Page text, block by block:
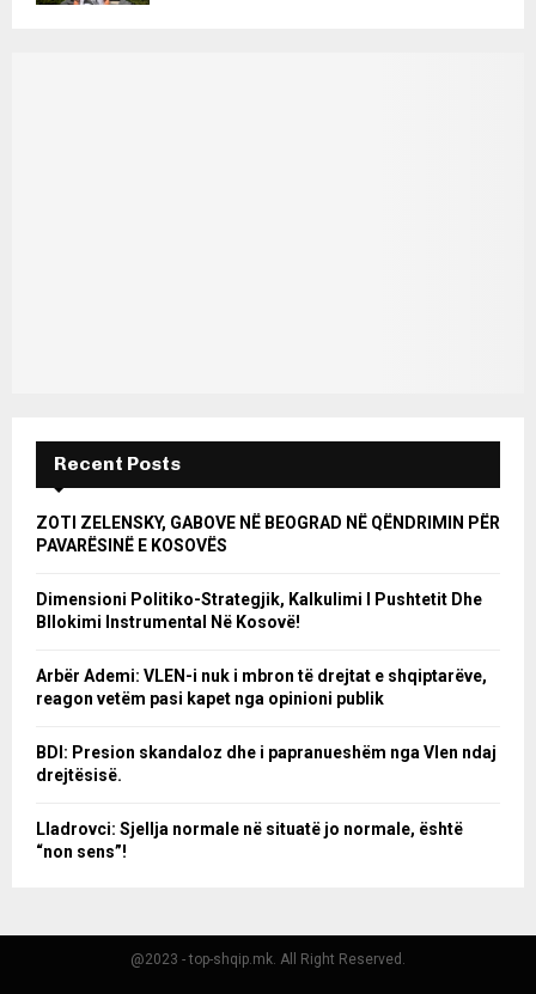
Recent Posts
ZOTI ZELENSKY, GABOVE NË BEOGRAD NË QËNDRIMIN PËR
PAVARËSINË E KOSOVËS
Dimensioni Politiko-Strategjik, Kalkulimi I Pushtetit Dhe
Bllokimi Instrumental Në Kosovë!
Arbër Ademi: VLEN-i nuk i mbron të drejtat e shqiptarëve,
reagon vetëm pasi kapet nga opinioni publik
BDI: Presion skandaloz dhe i papranueshëm nga Vlen ndaj
drejtësisë.
Lladrovci: Sjellja normale në situatë jo normale, është
“non sens”!
@2023 - top-shqip.mk. All Right Reserved.